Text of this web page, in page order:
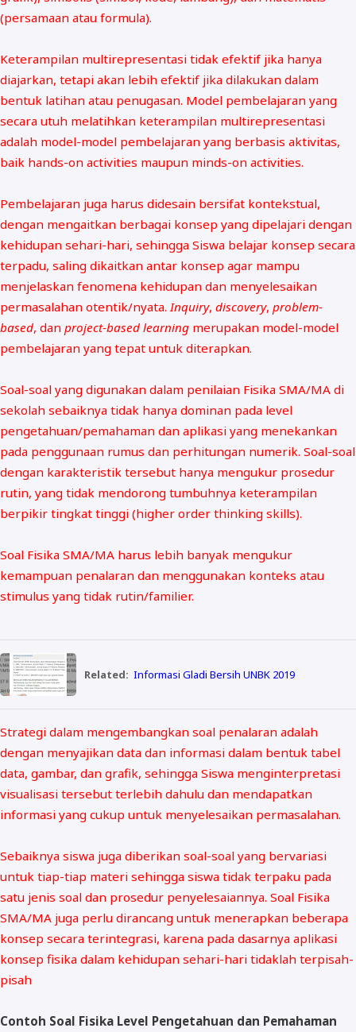
(persamaan atau formula).
Keterampilan multirepresentasi tidak efektif jika hanya
diajarkan, tetapi akan lebih efektif jika dilakukan dalam
bentuk latihan atau penugasan. Model pembelajaran yang
secara utuh melatihkan keterampilan multirepresentasi
adalah model-model pembelajaran yang berbasis aktivitas,
baik hands-on activities maupun minds-on activities.
Pembelajaran juga harus didesain bersifat kontekstual,
dengan mengaitkan berbagai konsep yang dipelajari dengan
kehidupan sehari-hari, sehingga Siswa belajar konsep secara
terpadu, saling dikaitkan antar konsep agar mampu
menjelaskan fenomena kehidupan dan menyelesaikan
permasalahan otentik/nyata.Inquiry, discovery, problem-
based, dan project-based learning merupakan model-model
pembelajaran yang tepat untuk diterapkan.
Soal-soal yang digunakan dalam penilaian Fisika SMA/MA di
sekolah sebaiknya tidak hanya dominan pada level
pengetahuan/pemahaman dan aplikasi yang menekankan
pada penggunaan rumus dan perhitungan numerik. Soal-soal
dengan karakteristik tersebut hanya mengukur prosedur
rutin, yang tidak mendorong tumbuhnya keterampilan
berpikir tingkat tinggi (higher order thinking skills).
Soal Fisika SMA/MA harus lebih banyak mengukur
kemampuan penalaran dan menggunakan konteks atau
stimulus yang tidak rutin/familier.
Related: Informasi Gladi Bersih UNBK 2019
Strategi dalam mengembangkan soal penalaran adalah
dengan menyajikan data dan informasi dalam bentuk tabel
data, gambar, dan grafik, sehingga Siswa menginterpretasi
visualisasi tersebut terlebih dahulu dan mendapatkan
informasi yang cukup untuk menyelesaikan permasalahan.
Sebaiknya siswa juga diberikan soal-soal yang bervariasi
untuk tiap-tiap materi sehingga siswa tidak terpaku pada
satu jenis soal dan prosedur penyelesaiannya. Soal Fisika
SMA/MA juga perlu dirancang untuk menerapkan beberapa
konsep secara terintegrasi, karena pada dasarnya aplikasi
konsep fisika dalam kehidupan sehari-hari tidaklah terpisah-
pisah
Contoh Soal Fisika Level Pengetahuan dan Pemahaman